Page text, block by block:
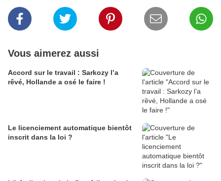
Vous aimerez aussi
Accord sur le travail : Sarkozy l’a
rêvé, Hollande a osé le faire !
Le licenciement automatique bientôt
inscrit dans la loi ?